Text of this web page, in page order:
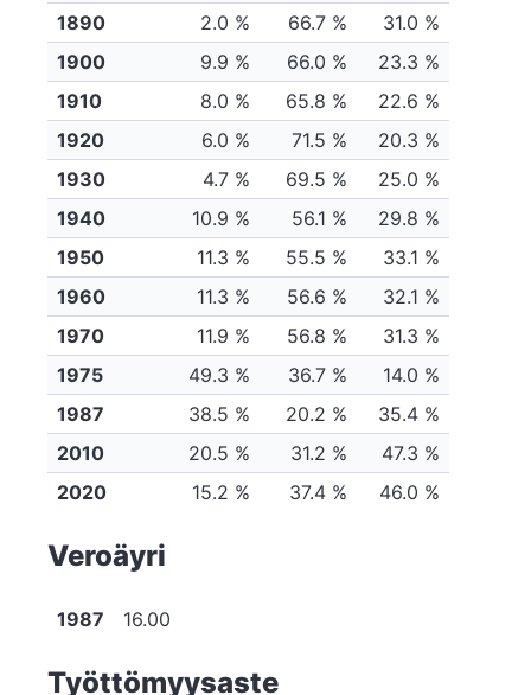
1890 2.0 % 66.7 %
31.0 %
1900
9.9 % 66.0 %
23.3 %
1910
8.0 % 65.8 %
22.6 %
1920
6.0 % 71.5 %
20.3 %
1930
4.7 % 69.5 %
25.0 %
1940
10.9 % 56.1 %
29.8 %
1950
11.3 % 55.5 %
33.1 %
1960
11.3 % 56.6 %
32.1 %
1970
11.9 % 56.8 %
31.3 %
1975
49.3 % 36.7 %
14.0 %
1987
38.5 % 20.2 %
35.4 %
2010
20.5 % 31.2 %
47.3 %
2020
15.2 % 37.4 % 46.0 %
Veroäyri
1987 16.00
Työttömyysaste